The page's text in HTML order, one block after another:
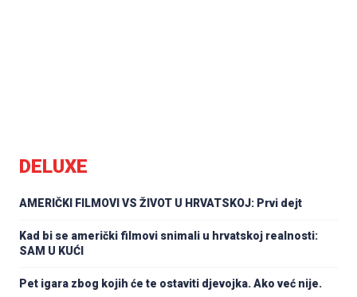
DELUXE
AMERIČKI FILMOVI VS ŽIVOT U HRVATSKOJ: Prvi dejt
Kad bi se američki filmovi snimali u hrvatskoj realnosti:
SAM U KUĆI
Pet igara zbog kojih će te ostaviti djevojka. Ako već nije.